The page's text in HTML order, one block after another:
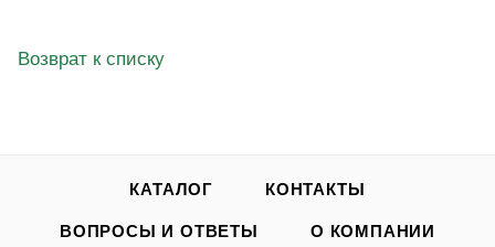
Возврат к списку
КАТАЛОГ КОНТАКТЫ
ВОПРОСЫ И ОТВЕТЫ О КОМПАНИИ